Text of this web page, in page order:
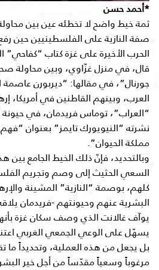
*أحمد حسن
ثمة خيط واضح لا تخطئه عين بين
صفة النازية على الفلسطينيين حين
الحرب الأخيرة على غزة كتاب
قال، في منزل غزّاوي، وبين محاولة
جورنال”، في مقالها: “ديربورن عاصمة
العرب، وبينهم القاطنين في أمريكا،
“العراب”، توماس فريدمان، في
نشرته “النيويورك تايمز” بعنوان
مملكة الحيوان”.
وبالتحديد، فإنّ ذلك الخيط الجامع بين
السعي الحثيث إلى وصم وتجريم
كلهم، بوصمة “النازية” المشينة
البشرية عنهم وحيونتهم -فريدمان
يوآف غالانت الذي وصف سكان غزة
يسهّل على الوعي الجمعي الغربي
بل يجعل من هذه العملية، وتحديداً ما
مرغوباً وسعياً مقدّساً من أجل خير